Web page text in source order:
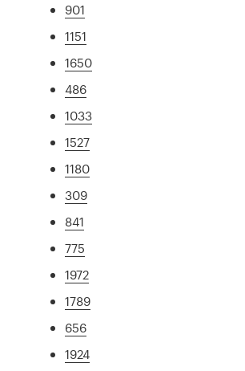
901
1151
1650
486
1033
1527
1180
309
841
775
1972
1789
656
1924